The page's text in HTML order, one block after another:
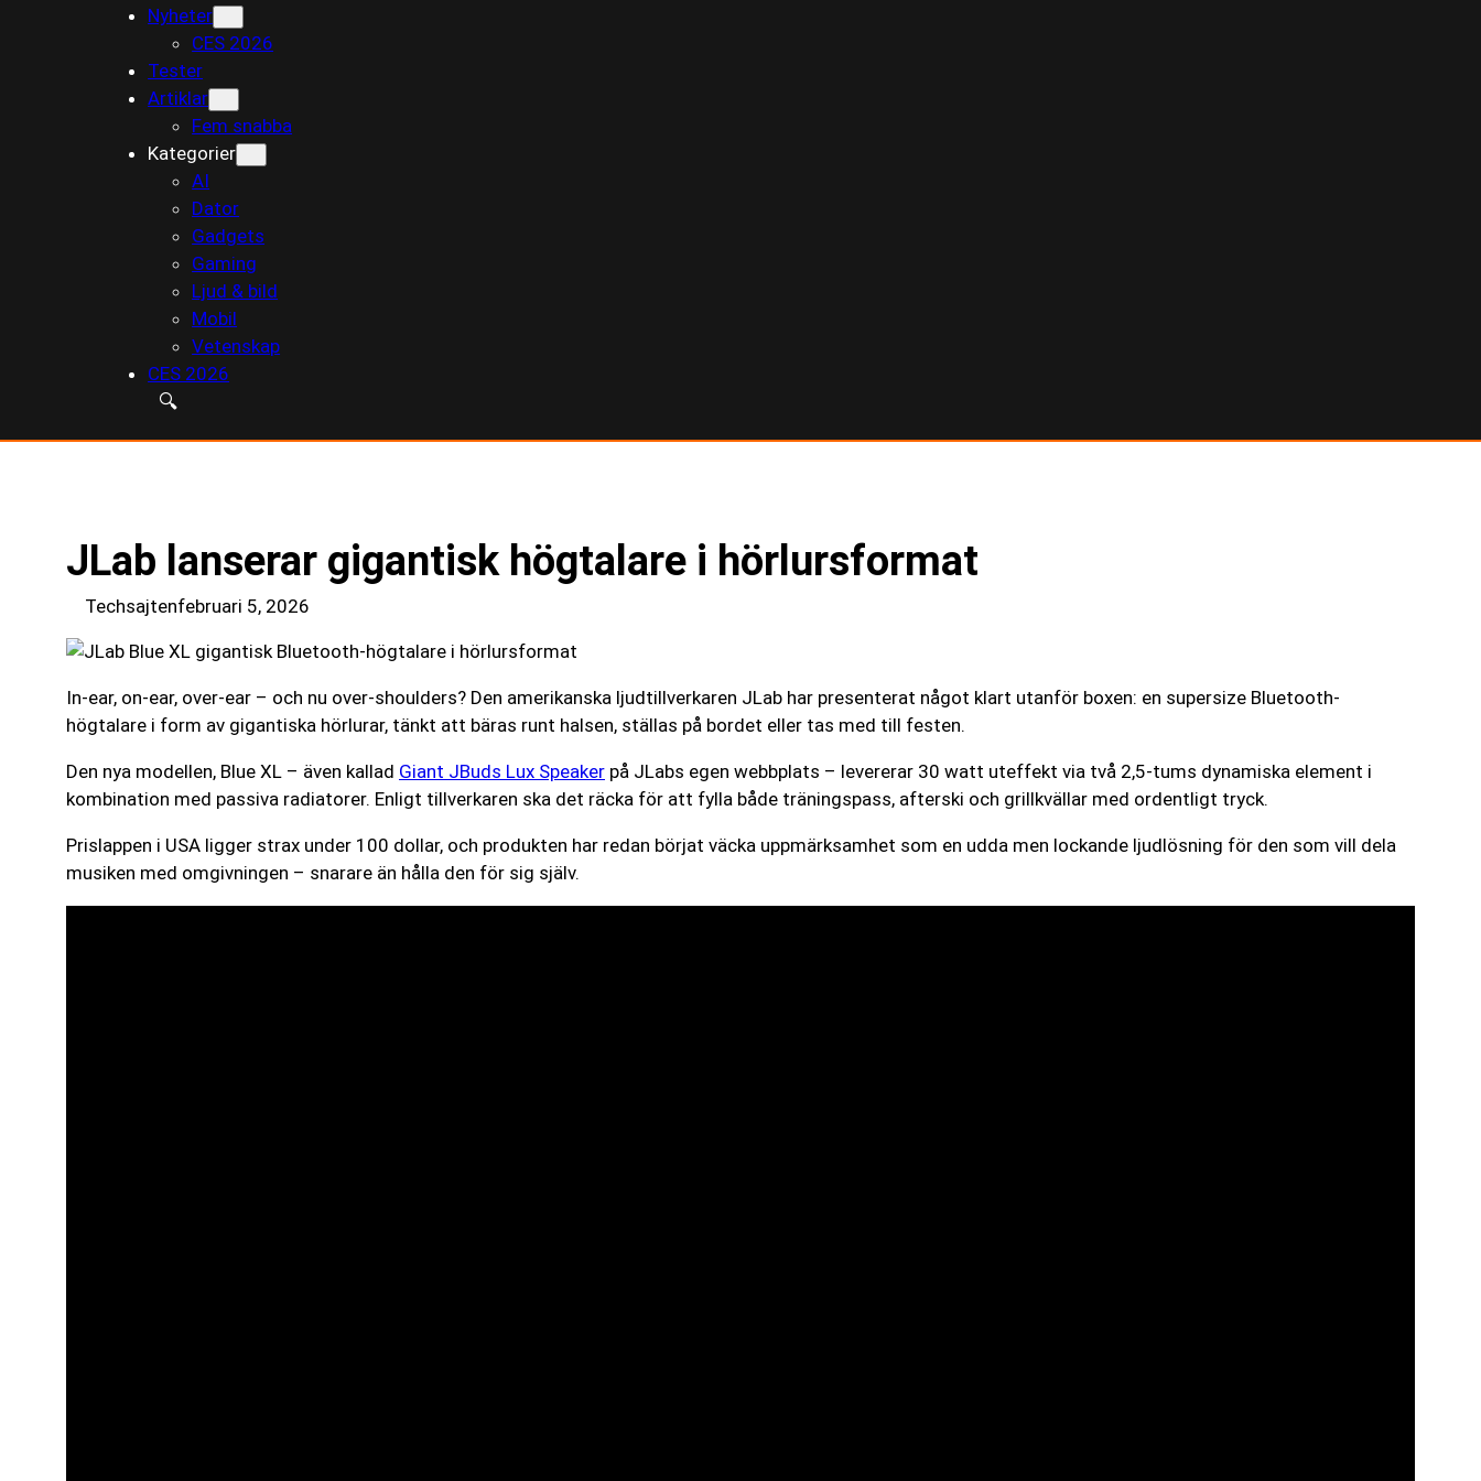
Nyheter
CES 2026
Tester
Artiklar
Fem snabba
Kategorier
AI
Dator
Gadgets
Gaming
Ljud & bild
Mobil
Vetenskap
CES 2026
🔍
JLab lanserar gigantisk högtalare i hörlursformat
Techsajtenfebruari 5, 2026
In-ear, on-ear, over-ear – och nu over-shoulders? Den amerikanska ljudtillverkaren JLab har presenterat något klart utanför boxen: en supersize Bluetooth-
högtalare i form av gigantiska hörlurar, tänkt att bäras runt halsen, ställas på bordet eller tas med till festen.
Den nya modellen, Blue XL – även kallad Giant JBuds Lux Speaker på JLabs egen webbplats – levererar 30 watt uteffekt via två 2,5-tums dynamiska element i
kombination med passiva radiatorer. Enligt tillverkaren ska det räcka för att fylla både träningspass, afterski och grillkvällar med ordentligt tryck.
Prislappen i USA ligger strax under 100 dollar, och produkten har redan börjat väcka uppmärksamhet som en udda men lockande ljudlösning för den som vill dela
musiken med omgivningen – snarare än hålla den för sig själv.